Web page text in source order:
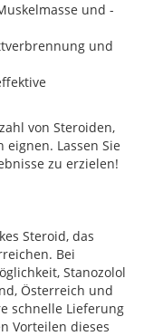
und -
und
von Steroiden,
Lassen Sie
zu erzielen!
Steroid, das
Bei
Stanozolol
Österreich und
schnelle Lieferung
Vorteilen dieses